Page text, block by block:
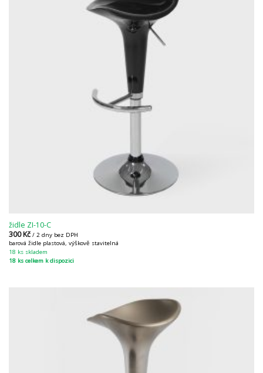
židle ZI-10-C
300Kč / 2 dny bez DPH
barová židle plastová, výškově stavitelná
18 ks skladem
18 ks celkem k dispozici